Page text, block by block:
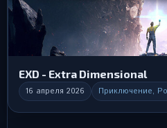
EXD - Extra Dimensional
16 апреля 2026 Приключение,